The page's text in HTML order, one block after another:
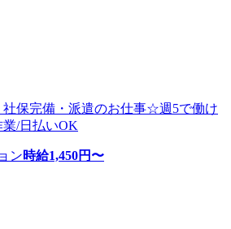
社保完備・派遣のお仕事☆週5で働け
/日払いOK
ン時給1,450円〜